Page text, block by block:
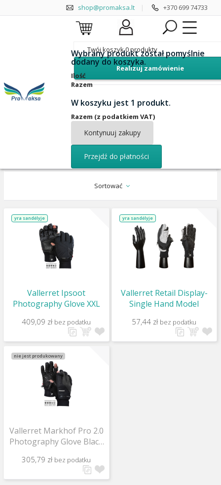
shop@promaksa.lt | +370 699 74733
Twój koszyk0produkty
Realizuj zamówienie
Wybrany produkt został pomyślnie
dodany do koszyka.
Ilość
Razem
W koszyku jest 1 produkt.
Razem (z podatkiem VAT)
Kontynuuj zakupy
Przejdź do płatności
Standard Gloves Overmitt Gloves
Liner Gloves
Sortować
yra sandėlyje
Vallerret Ipsoot
Photography Glove XXL
409,09 zł bez podatku
yra sandėlyje
Vallerret Retail Display-
Single Hand Model
57,44 zł bez podatku
nie jest produkowany
Vallerret Markhof Pro 2.0
Photography Glove Black
305,79 zł bez podatku